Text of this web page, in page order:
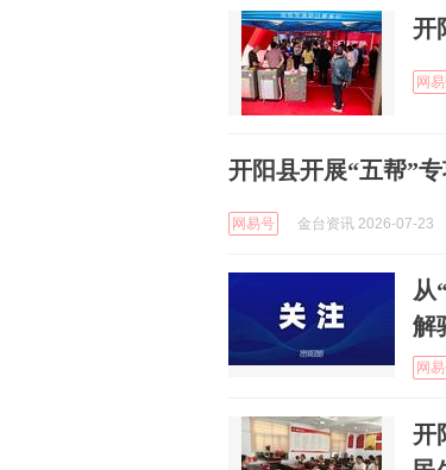
开
网
开阳县开展“五帮”
网易号 金台资讯 2026-07-23
从
解
网
开